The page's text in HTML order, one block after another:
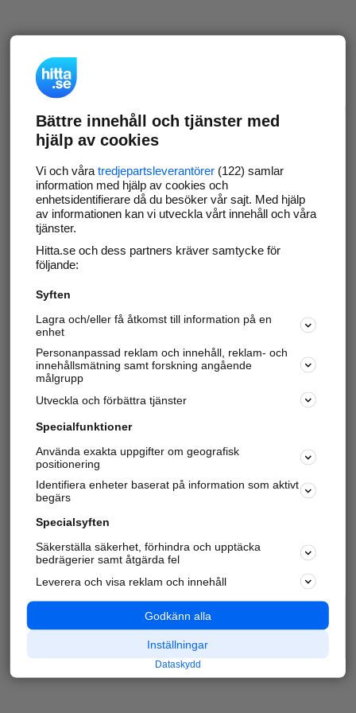
Bättre innehåll och tjänster med
hjälp av cookies
Vi och våra tredjepartsleverantörer(122) samlar
information med hjälp av cookies och
enhetsidentifierare då du besöker vår sajt. Med hjälp
av informationen kan vi utveckla vårt innehåll och våra
tjänster.
Hitta.se och dess partners kräver samtycke för
följande:
Syften
Lagra och/eller få åtkomst till information på en
enhet
Personanpassad reklam och innehåll, reklam- och
innehållsmätning samt forskning angående
målgrupp
Utveckla och förbättra tjänster
Specialfunktioner
Använda exakta uppgifter om geografisk
positionering
Identifiera enheter baserat på information som aktivt
begärs
Specialsyften
Säkerställa säkerhet, förhindra och upptäcka
bedrägerier samt åtgärda fel
Leverera och visa reklam och innehåll
Godkänn alla
Inställningar
Dataskydd